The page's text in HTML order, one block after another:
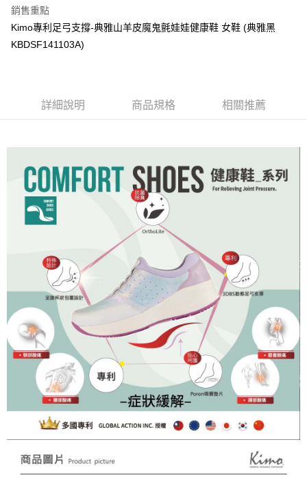
※ 請注意：結帳手續完成當下不需立刻繳費，但若您需要取消訂單，請聯絡
購買商品的店家。未經商家同意取消之訂單仍視為有效，需透過AFTEE先享
※ 交易是否成功請以「AFTEE先享後付 」之結帳頁面顯示為準，若有關於
【注意事項】
１．透過由恩沛科技股份有限公司提供之「AFTEE先享後付」服務完成之交
２．關於個人資料處理事宜，請瀏覽以下網址：
３．未成年的使用者請事先徵得法定代理人或監護人之同意方可使用
「AFTEE先享後付」，若未經同意申辦者引起之損失，本公司不負相關責
任。
４．使用「AFTEE先享後付」時，將依據個別帳號之用戶狀況，依本公司即
時審查核予不同之上限額度；若仍有額度不足之情形，本公司將視審查結果
５．嚴禁一人註冊多個帳號或使用他人資訊註冊。若發現惡意使用之情形，
恩沛科技股份有限公司將有權停止該用戶之使用額度並採取法律行動。
每筆NT$60，滿NT$1,000(含以上)免運費
宅配
每筆NT$90，滿NT$1,000(含以上)免運費
銷售重點
Kimo專利足弓支撐-典雅山羊皮魔鬼氈娃娃健康鞋 女鞋 (典雅黑
KBDSF141103A)
詳細說明 商品規格 相關推薦